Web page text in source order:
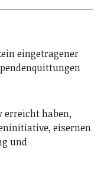
eingetragener
erreicht haben,
eisernen
und